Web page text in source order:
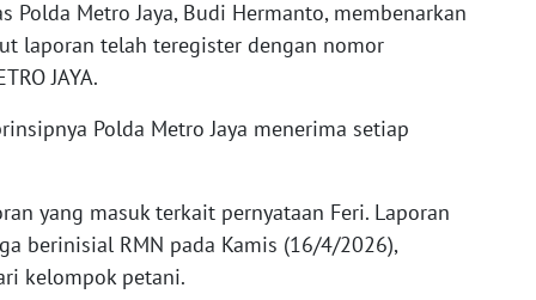
Polda Metro Jaya, Budi Hermanto, membenarkan
laporan telah teregister dengan nomor
JAYA.
Polda Metro Jaya menerima setiap
yang masuk terkait pernyataan Feri. Laporan
berinisial RMN pada Kamis (16/4/2026),
kelompok petani.